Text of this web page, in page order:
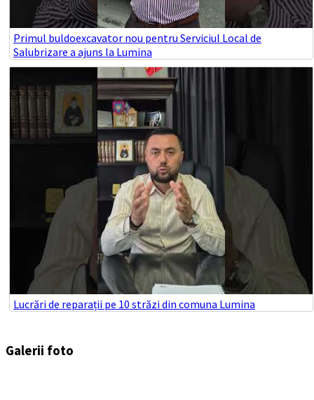
Primul buldoexcavator nou pentru Serviciul Local de
Salubrizare a ajuns la Lumina
Lucrări de reparații pe 10 străzi din comuna Lumina
Galerii foto